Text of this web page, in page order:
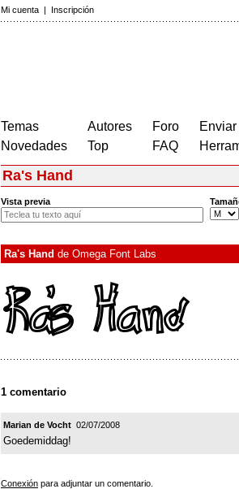
Mi cuenta | Inscripción
Temas
Novedades
Autores
Top
Foro
FAQ
Ra's Hand
Vista previa
Ra's Hand de Omega Font Labs
1 comentario
Marian de Vocht 02/07/2008
Goedemiddag!
Conexión para adjuntar un comentario.